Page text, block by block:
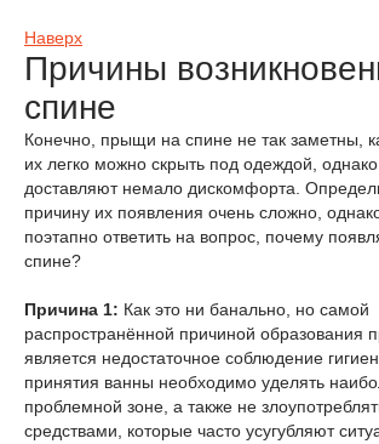
Наверх
Причины
спине
Конечно, прыщи на спине не так заметны,
их легко можно скрыть под одеждой,
доставляют немало дискомфорта.
причину их появления очень сложно,
поэтапно ответить на вопрос, почему
спине?
Причина 1: Как это ни банально, но самой
распространённой причиной образования
является недостаточное соблюдение
принятия ванны необходимо уделять
проблемной зоне, а также не
средствами, которые часто усугубляют